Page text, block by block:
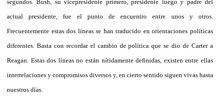
segundos. Bush, su vicepresidente primero, presidente luego y padre del
actual presidente, fue el punto de encuentro entre unos y otros.
Frecuentemente estas dos líneas se han traducido en orientaciones políticas
diferentes. Basta con recordar el cambio de política que se dio de Carter a
Reagan. Estas dos líneas no están nítidamente definidas, existen entre ellas
interrelaciones y compromisos diversos y, en cierto sentido siguen vivas hasta
nuestros días.